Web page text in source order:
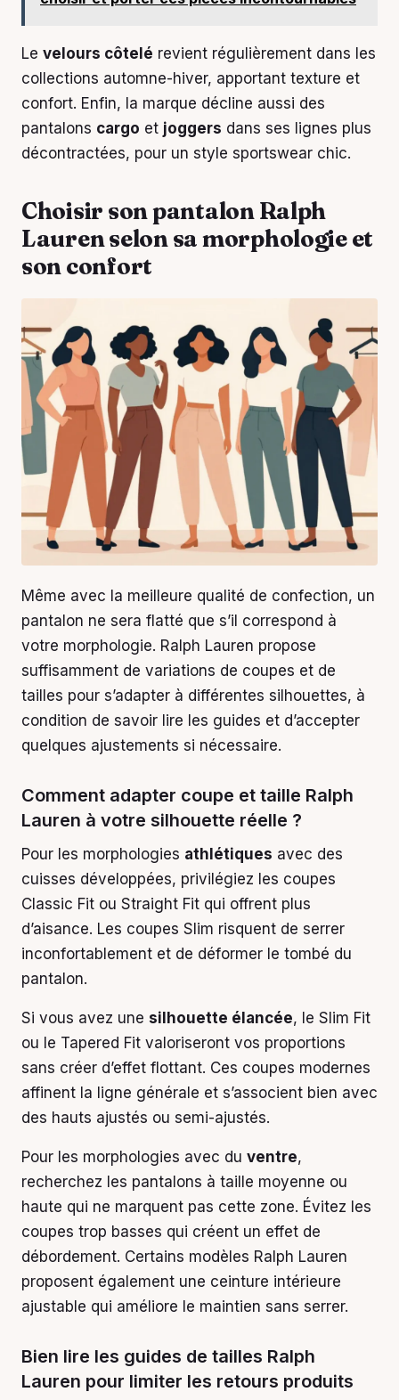
Le velours côtelé revient régulièrement dans les
collections automne-hiver, apportant texture et
confort. Enfin, la marque décline aussi des
pantalons cargo et joggers dans ses lignes plus
décontractées, pour un style sportswear chic.
Choisir son pantalon Ralph
Lauren selon sa morphologie et
son confort
Même avec la meilleure qualité de confection, un
pantalon ne sera flatté que s’il correspond à
votre morphologie. Ralph Lauren propose
suffisamment de variations de coupes et de
tailles pour s’adapter à différentes silhouettes, à
condition de savoir lire les guides et d’accepter
quelques ajustements si nécessaire.
Comment adapter coupe et taille Ralph
Lauren à votre silhouette réelle ?
Pour les morphologies athlétiques avec des
cuisses développées, privilégiez les coupes
Classic Fit ou Straight Fit qui offrent plus
d’aisance. Les coupes Slim risquent de serrer
inconfortablement et de déformer le tombé du
pantalon.
Si vous avez une silhouette élancée, le Slim Fit
ou le Tapered Fit valoriseront vos proportions
sans créer d’effet flottant. Ces coupes modernes
affinent la ligne générale et s’associent bien avec
des hauts ajustés ou semi-ajustés.
Pour les morphologies avec du ventre,
recherchez les pantalons à taille moyenne ou
haute qui ne marquent pas cette zone. Évitez les
coupes trop basses qui créent un effet de
débordement. Certains modèles Ralph Lauren
proposent également une ceinture intérieure
ajustable qui améliore le maintien sans serrer.
Bien lire les guides de tailles Ralph
Lauren pour limiter les retours produits